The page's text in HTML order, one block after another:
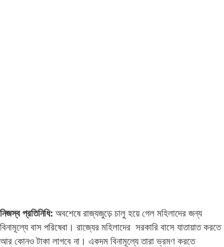
নিজস্ব প্রতিনিধি: অবশেষে রাজ্যজুড়ে চালু হয়ে গেল মহিলাদের জন্য
বিনামূল্যে বাস পরিষেবা। রাজ্যের মহিলাদের সরকারি বাসে যাতায়াত করতে
আর কোনও টাকা লাগবে না। একদম বিনামূল্যে তারা ভ্রমণ করতে